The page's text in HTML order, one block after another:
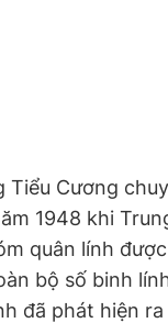
Cương
1948 khi
quân lính
bộ số binh
đã phát hiện